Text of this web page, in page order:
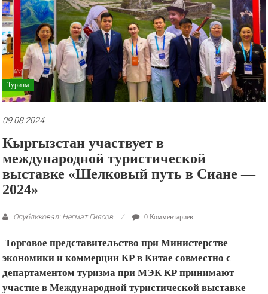
рекламные
ролики
и
презентации.
Туризм
09.08.2024
Кыргызстан участвует в
международной туристической
выставке «Шелковый путь в Сиане —
2024»
Опубликовал: Негмат Гиясов 0 Комментариев
Торговое представительство при Министерстве
экономики и коммерции КР в Китае совместно с
департаментом туризма при МЭК КР принимают
участие в Международной туристической выставке